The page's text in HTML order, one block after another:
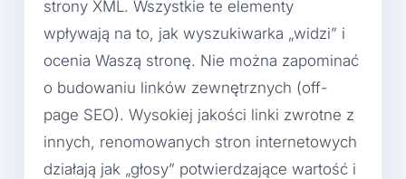
strony XML. Wszystkie te elementy
wpływają na to, jak wyszukiwarka „widzi” i
ocenia Waszą stronę. Nie można zapominać
o budowaniu linków zewnętrznych (off-
page SEO). Wysokiej jakości linki zwrotne z
innych, renomowanych stron internetowych
działają jak „głosy” potwierdzające wartość i